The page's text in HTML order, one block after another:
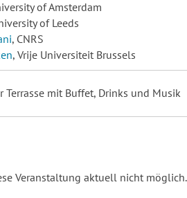
of Amsterdam
of Leeds
, CNRS
, Vrije Universiteit Brussels
Terrasse mit Buffet, Drinks und Musik
Veranstaltung aktuell nicht möglich.